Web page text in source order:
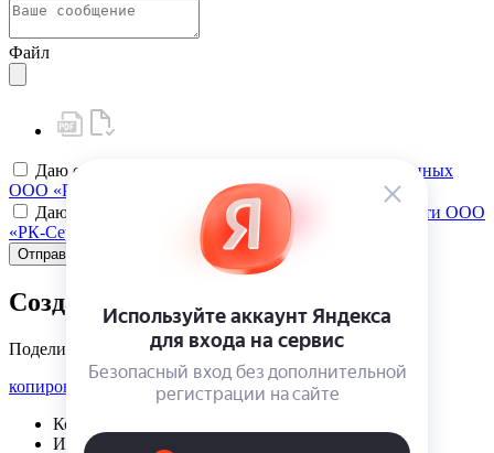
Файл
Даю своё
согласие на обработку персональных данных
ООО «РК-Сервис»
Даю своё
согласие на политику конфиденциальности ООО
«РК-Сервис»
Отправить
Создать карту клиента
Поделиться
копировать ссылку
Корзина | {{ cart.items.value.length }}
Избранное | {{ initData.favoriteProducts.length }}